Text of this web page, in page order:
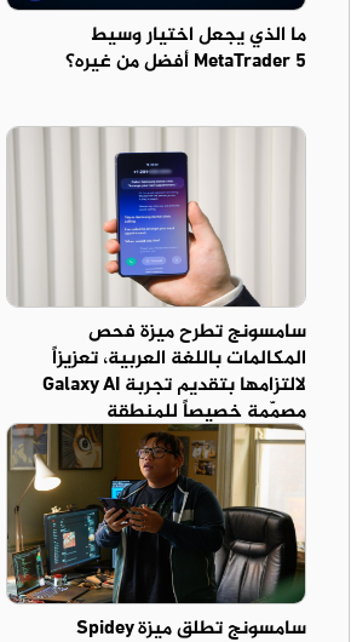
ما الذي يجعل اختيار وسيط
MetaTrader 5 أفضل من غيره؟
سامسونج تطرح ميزة فحص
المكالمات باللغة العربية، تعزيزاً
لالتزامها بتقديم تجربة Galaxy AI
مصمّمة خصيصاً للمنطقة
سامسونج تطلق ميزة Spidey